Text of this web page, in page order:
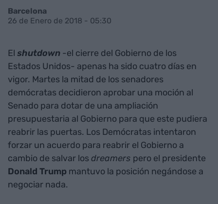
Barcelona
26 de Enero de 2018 - 05:30
El shutdown -el cierre del Gobierno de los
Estados Unidos- apenas ha sido cuatro días en
vigor. Martes la mitad de los senadores
demócratas decidieron aprobar una moción al
Senado para dotar de una ampliación
presupuestaria al Gobierno para que este pudiera
reabrir las puertas. Los Demócratas intentaron
forzar un acuerdo para reabrir el Gobierno a
cambio de salvar losdreamers pero el presidente
Donald Trump mantuvo la posición negándose a
negociar nada.